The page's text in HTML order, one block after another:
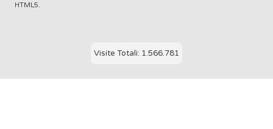
HTML5.
Visite Totali: 1.566.781